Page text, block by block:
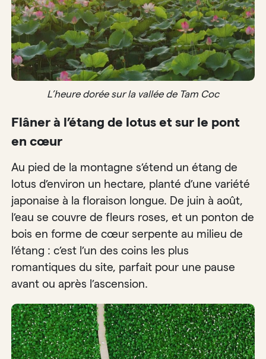
L’heure dorée sur la vallée de Tam Coc
Flâner à l’étang de lotus et sur le pont
en cœur
Au pied de la montagne s’étend un étang de
lotus d’environ un hectare, planté d’une variété
japonaise à la floraison longue. De juin à août,
l’eau se couvre de fleurs roses, et un ponton de
bois en forme de cœur serpente au milieu de
l’étang : c’est l’un des coins les plus
romantiques du site, parfait pour une pause
avant ou après l’ascension.